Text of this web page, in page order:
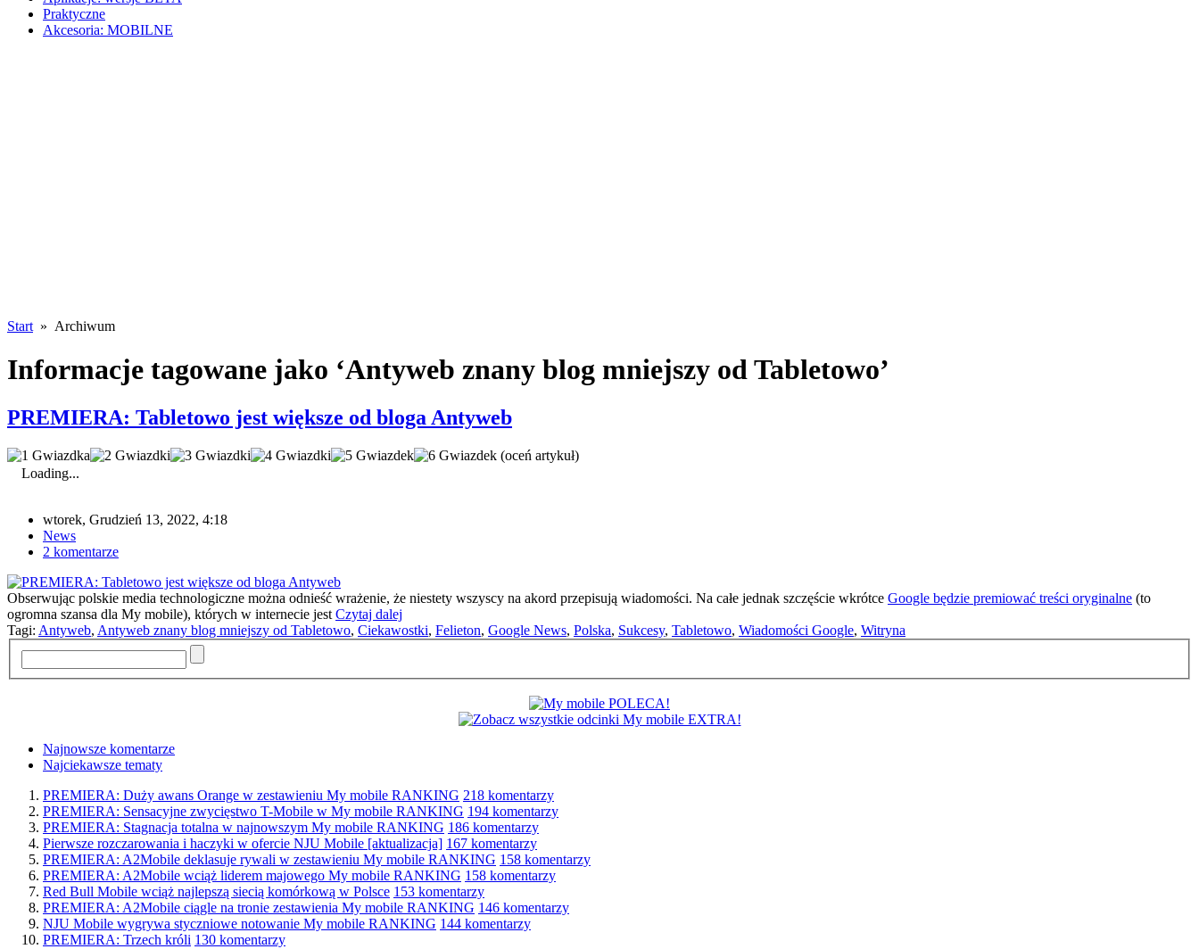
Praktyczne
Akcesoria: MOBILNE
Start » Archiwum
Informacje tagowane jako ‘Antyweb znany blog mniejszy od Tabletowo’
PREMIERA: Tabletowo jest większe od bloga Antyweb
(oceń artykuł)
Loading...
wtorek, Grudzień 13, 2022, 4:18
News
2 komentarze
Obserwując polskie media technologiczne można odnieść wrażenie, że niestety wszyscy na akord przepisują wiadomości. Na całe jednak szczęście wkrótce Google będzie premiować treści oryginalne (to
ogromna szansa dla My mobile), których w internecie jest Czytaj dalej
Tagi: Antyweb, Antyweb znany blog mniejszy od Tabletowo, Ciekawostki, Felieton, Google News, Polska, Sukcesy, Tabletowo, Wiadomości Google, Witryna
Najnowsze komentarze
Najciekawsze tematy
PREMIERA: Duży awans Orange w zestawieniu My mobile RANKING 218 komentarzy
PREMIERA: Sensacyjne zwycięstwo T-Mobile w My mobile RANKING 194 komentarzy
PREMIERA: Stagnacja totalna w najnowszym My mobile RANKING 186 komentarzy
Pierwsze rozczarowania i haczyki w ofercie NJU Mobile [aktualizacja] 167 komentarzy
PREMIERA: A2Mobile deklasuje rywali w zestawieniu My mobile RANKING 158 komentarzy
PREMIERA: A2Mobile wciąż liderem majowego My mobile RANKING 158 komentarzy
Red Bull Mobile wciąż najlepszą siecią komórkową w Polsce 153 komentarzy
PREMIERA: A2Mobile ciągle na tronie zestawienia My mobile RANKING 146 komentarzy
NJU Mobile wygrywa styczniowe notowanie My mobile RANKING 144 komentarzy
PREMIERA: Trzech króli 130 komentarzy